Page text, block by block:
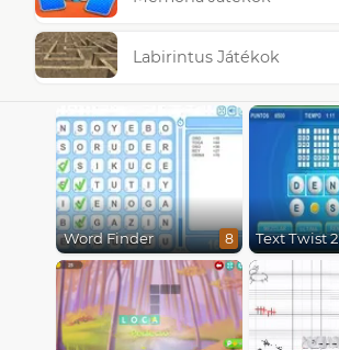
Labirintus Játékok
Word Finder 8 Text Twist 2